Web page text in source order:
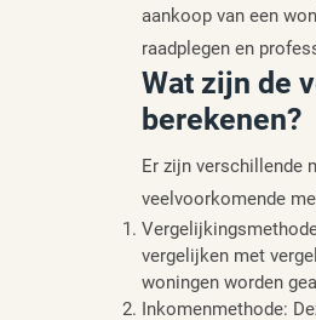
aankoop van een
raadplegen en
Wat zijn de
berekenen?
Er zijn verschillende
veelvoorkomende
vergelijken met
woningen worden
Inkomenmethode: